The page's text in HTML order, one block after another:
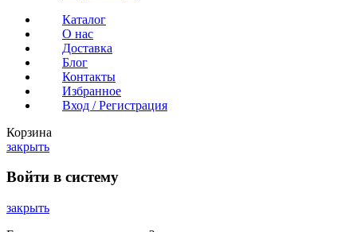
Каталог
О нас
Доставка
Блог
Контакты
Избранное
Вход / Регистрация
Корзина
закрыть
Войти в систему
закрыть